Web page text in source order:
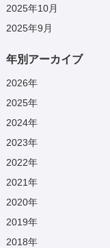
2025年10月
2025年9月
年別アーカイブ
2026年
2025年
2024年
2023年
2022年
2021年
2020年
2019年
2018年